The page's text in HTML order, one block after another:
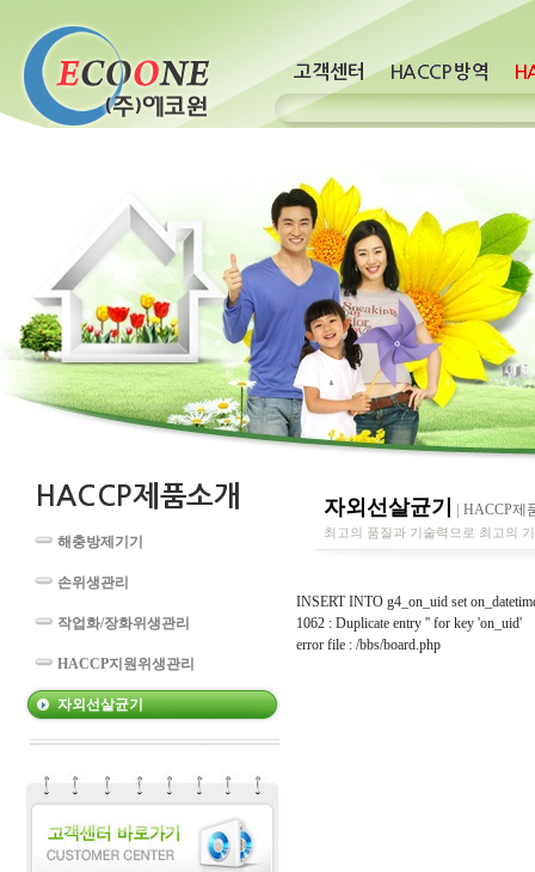
해충방제기기
손위생관리
작업화/장화위생관리
HACCP지원위생관리
자외선살균기
자외선살균기 HACCP제
최고의 품질과 기술력으로 최고의
INSERT INTO g4_on_uid set
1062 : Duplicate entry '' for key 'on_uid'
error file : /bbs/board.php